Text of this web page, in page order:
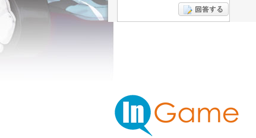
あやかしっくレコード